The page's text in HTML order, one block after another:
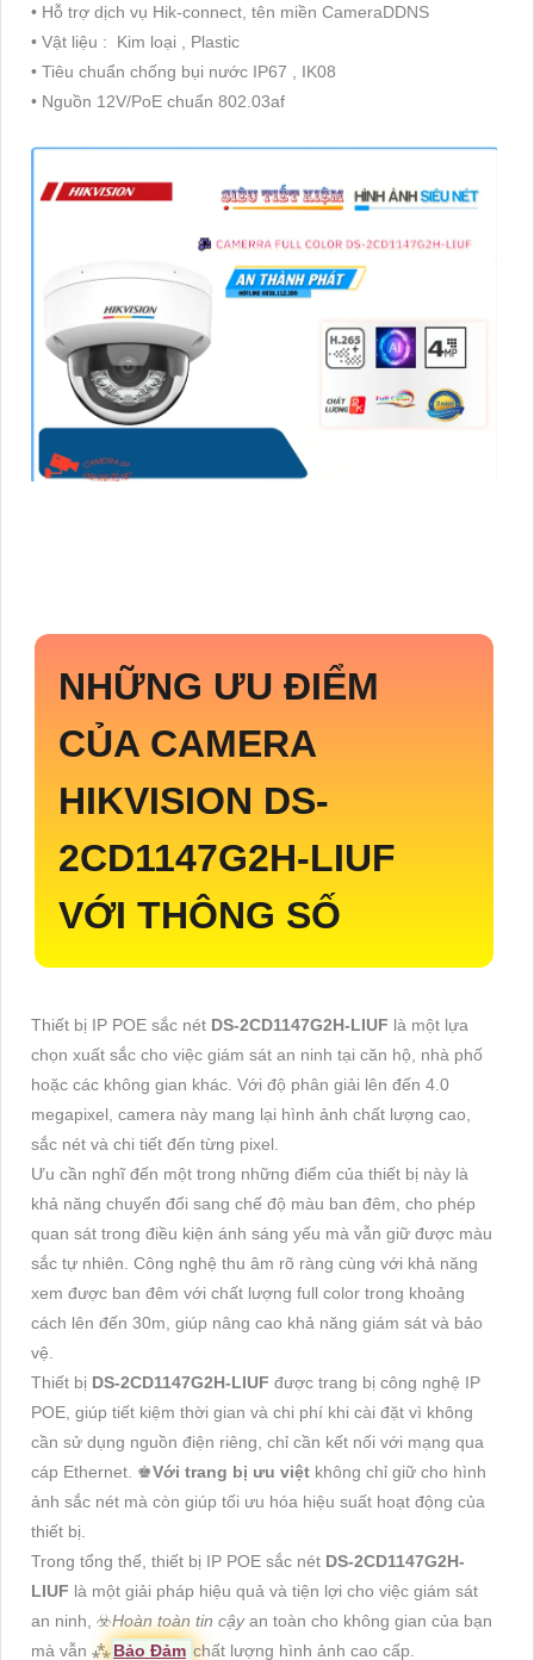
• Hỗ trợ dịch vụ Hik-connect, tên miền CameraDDNS
• Vật liệu : Kim loại , Plastic
• Tiêu chuẩn chống bụi nước IP67 , IK08
• Nguồn 12V/PoE chuẩn 802.03af
NHỮNG ƯU ĐIỂM
CỦA CAMERA
HIKVISION DS-
2CD1147G2H-LIUF
VỚI THÔNG SỐ
Thiết bị IP POE sắc nét DS-2CD1147G2H-LIUF là một lựa
chọn xuất sắc cho việc giám sát an ninh tại căn hộ, nhà phố
hoặc các không gian khác. Với độ phân giải lên đến 4.0
megapixel, camera này mang lại hình ảnh chất lượng cao,
sắc nét và chi tiết đến từng pixel.
Ưu cần nghĩ đến một trong những điểm của thiết bị này là
khả năng chuyển đổi sang chế độ màu ban đêm, cho phép
quan sát trong điều kiện ánh sáng yếu mà vẫn giữ được màu
sắc tự nhiên. Công nghệ thu âm rõ ràng cùng với khả năng
xem được ban đêm với chất lượng full color trong khoảng
cách lên đến 30m, giúp nâng cao khả năng giám sát và bảo
vệ.
Thiết bị DS-2CD1147G2H-LIUF được trang bị công nghệ IP
POE, giúp tiết kiệm thời gian và chi phí khi cài đặt vì không
cần sử dụng nguồn điện riêng, chỉ cần kết nối với mạng qua
cáp Ethernet. ♚Với trang bị ưu việt không chỉ giữ cho hình
ảnh sắc nét mà còn giúp tối ưu hóa hiệu suất hoạt động của
thiết bị.
Trong tổng thể, thiết bị IP POE sắc nét DS-2CD1147G2H-
LIUF là một giải pháp hiệu quả và tiện lợi cho việc giám sát
an ninh, ☣️Hoàn toàn tin cậyan toàn cho không gian của bạn
mà vẫn ⁂Bảo Đảm chất lượng hình ảnh cao cấp.